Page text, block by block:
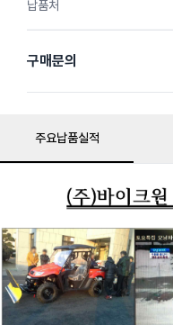
납품처
구매문의
주요납품실적